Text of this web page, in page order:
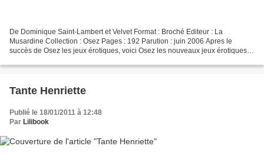
De Dominique Saint-Lambert et Velvet Format : Broché Editeur : La
Musardine Collection : Osez Pages : 192 Parution : juin 2006 Apres le
succès de Osez les jeux érotiques, voici Osez les nouveaux jeux érotiques,
Tante Henriette
Publié le 18/01/2011 à 12:48
Par Lilibook